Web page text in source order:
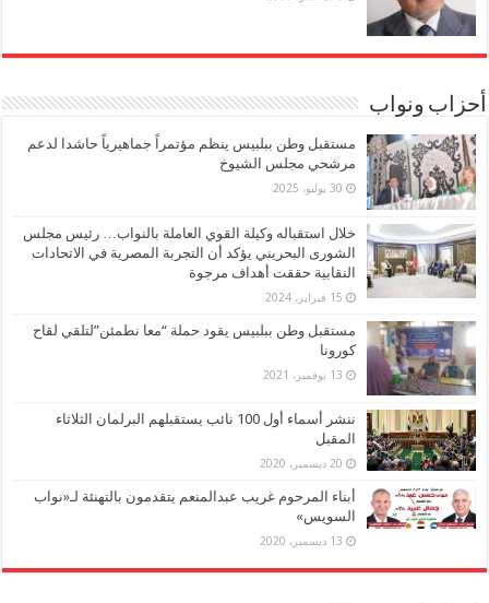
أحزاب ونواب
مستقبل وطن ببلبيس ينظم مؤتمراً جماهيرياً حاشدا لدعم
مرشحي مجلس الشيوخ
30 يوليو، 2025
خلال استقباله وكيلة القوي العاملة بالنواب… رئيس مجلس
الشورى البحريني يؤكد أن التجربة المصرية في الاتحادات
النقابية حققت أهداف مرجوة
15 فبراير، 2024
مستقبل وطن ببلبيس يقود حملة “معا نطمئن”لتلقي لقاح
كورونا
13 نوفمبر، 2021
ننشر أسماء أول 100 نائب يستقبلهم البرلمان الثلاثاء
المقبل
20 ديسمبر، 2020
أبناء المرحوم غريب عبدالمنعم يتقدمون بالتهنئة لـ«نواب
السويس»
13 ديسمبر، 2020